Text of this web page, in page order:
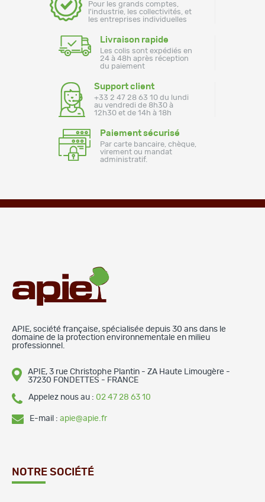
Pour les grands comptes,
l'industrie, les collectivités, et
les entreprises individuelles
Livraison rapide
Les colis sont expédiés en
24 à 48h après réception
du paiement
Support client
+33 2 47 28 63 10 du lundi
au vendredi de 8h30 à
12h30 et de 14h à 18h
Paiement sécurisé
Par carte bancaire, chèque,
virement ou mandat
administratif.
APIE, société française, spécialisée depuis 30 ans dans le
domaine de la protection environnementale en milieu
professionnel.
APIE, 3 rue Christophe Plantin - ZA Haute Limougère -
37230 FONDETTES - FRANCE
Appelez nous au : 02 47 28 63 10
E-mail : apie@apie.fr
NOTRE SOCIÉTÉ